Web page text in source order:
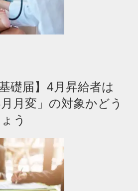
礎届】4月昇給者は
月変」の対象かどう
う